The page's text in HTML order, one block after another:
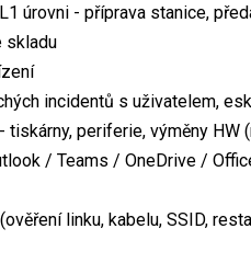
úrovni - příprava stanice,
skladu
incidentů s uživatelem,
periferie, výměny HW
/ Teams / OneDrive /
linku, kabelu, SSID,